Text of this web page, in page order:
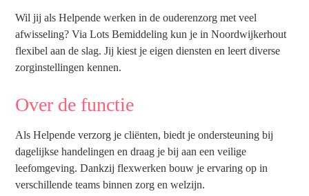
Wil jij als Helpende werken in de ouderenzorg met veel
afwisseling? Via Lots Bemiddeling kun je in Noordwijkerhout
flexibel aan de slag. Jij kiest je eigen diensten en leert diverse
zorginstellingen kennen.
Over de functie
Als Helpende verzorg je cliënten, biedt je ondersteuning bij
dagelijkse handelingen en draag je bij aan een veilige
leefomgeving. Dankzij flexwerken bouw je ervaring op in
verschillende teams binnen zorg en welzijn.